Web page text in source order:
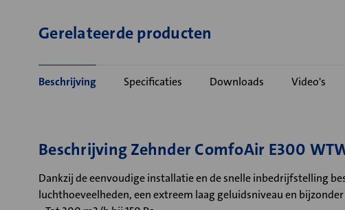
Gerelateerde producten
Beschrijving Specificaties Downloads Video's
Beschrijving Zehnder ComfoAir E300
Dankzij de eenvoudige installatie en de snelle inbedrijfstelling
luchthoeveelheden, een extreem laag geluidsniveau en